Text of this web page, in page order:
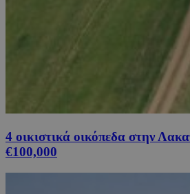
4 οικιστικά οικόπεδα στην
€100,000